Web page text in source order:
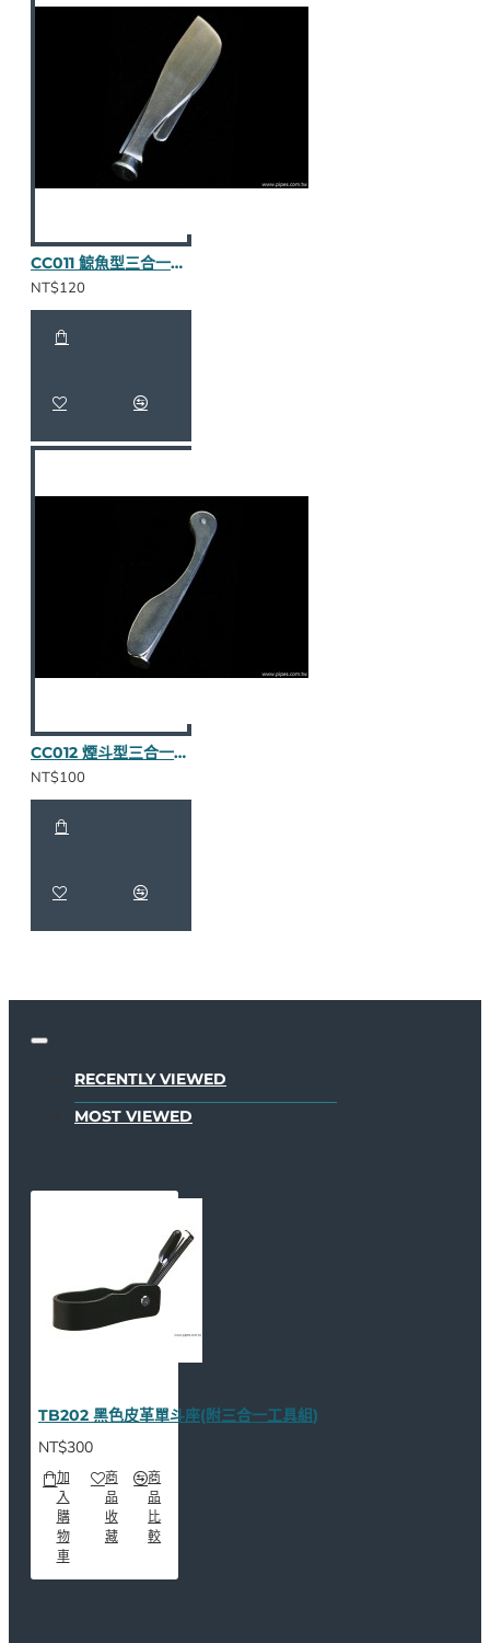
CC011 鯨魚型三合一壓棒（不繡鋼）
NT$120
CC012 煙斗型三合一壓棒（不繡鋼）
NT$100
RECENTLY VIEWED
MOST VIEWED
TB202 黑色皮革單斗座(附三合一工具組)
NT$300
加
入
購
物
車
商
品
收
藏
商
品
比
較